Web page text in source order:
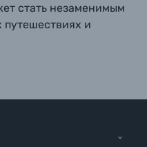
стать незаменимым
путешествиях и